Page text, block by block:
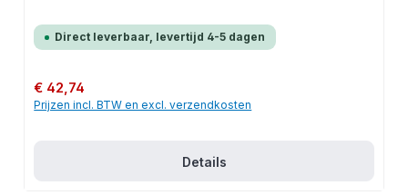
Direct leverbaar, levertijd 4-5 dagen
Normale prijs:
€ 42,74
Prijzen incl. BTW en excl. verzendkosten
Details